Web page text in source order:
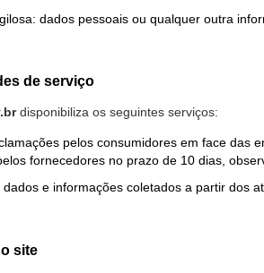
dados pessoais ou qualquer outra
de serviço
disponibiliza os seguintes serviços:
pelos consumidores em face das
fornecedores no prazo de 10 dias,
dados e informações coletados a partir dos
site